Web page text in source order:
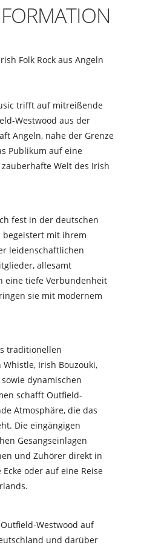
Folk Rock aus Angeln
trifft auf mitreißende
Westwood aus der
Angeln, nahe der Grenze
Publikum auf eine
Welt des Irish
fest in der deutschen
begeistert mit ihrem
leidenschaftlichen
allesamt
eine tiefe Verbundenheit
sie mit modernem
traditionellen
Irish Bouzouki,
dynamischen
schafft Outfield-
Atmosphäre, die das
Die eingängigen
Gesangseinlagen
und Zuhörer direkt in
oder auf eine Reise
Westwood auf
und darüber